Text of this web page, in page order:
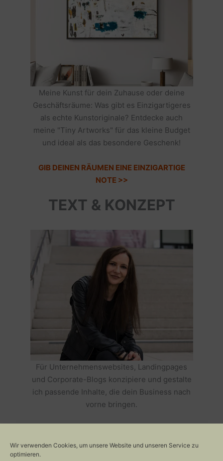
Wir verwenden Cookies, um unsere Website und unseren Service zu
optimieren.
Meine Kunst für dein Zuhause oder deine
Geschäftsräume: Was gibt es Einzigartigeres
als echte Kunstoriginale? Entdecke auch
meine "Tiny Artworks" für das kleine Budget
und ideal als das besondere Geschenk!
GIB DEINEN RÄUMEN EINE EINZIGARTIGE
NOTE >>
TEXT & KONZEPT
Für Unternehmenswebsites, Landingpages
und Corporate-Blogs konzipiere und gestalte
ich passende Inhalte, die dein Business nach
vorne bringen.
ERFOLGREICH MACHEN >>